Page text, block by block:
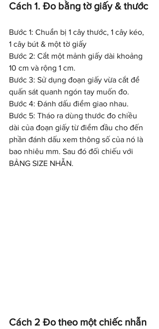
Cách 1. Đo bằng tờ giấy & thước
Bước 1: Chuẩn bị 1 cây thước, 1 cây kéo,
1 cây bút & một tờ giấy
Bước 2: Cắt một mảnh giấy dài khoảng
10 cm và rộng 1 cm.
Bước 3: Sử dụng đoạn giấy vừa cắt để
quấn sát quanh ngón tay muốn đo.
Bước 4: Đánh dấu điểm giao nhau.
Bước 5: Tháo ra dùng thước đo chiều
dài của đoạn giấy từ điểm đầu cho đến
phần đánh dấu xem thông số của nó là
bao nhiêu mm. Sau đó đối chiếu với
BẢNG SIZE NHẪN.
Cách 2 Đo theo một chiếc nhẫn